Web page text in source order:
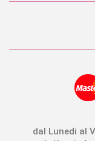
dal Lunedi al